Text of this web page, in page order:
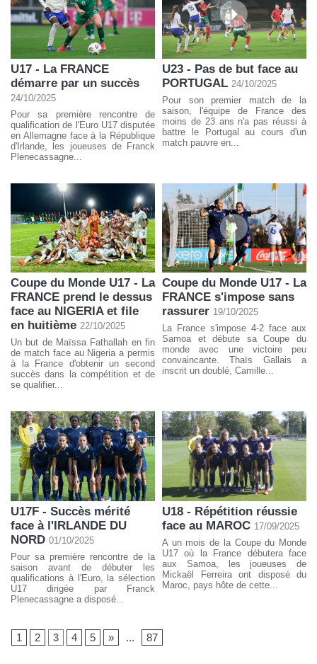
U17 - La FRANCE
démarre par un succès
24/10/2025
Pour sa première rencontre de
qualification de l'Euro U17 disputée
en Allemagne face à la République
d'Irlande, les joueuses de Franck
Plenecassagne...
U23 - Pas de but face au
PORTUGAL 24/10/2025
Pour son premier match de la
saison, l'équipe de France des
moins de 23 ans n'a pas réussi à
battre le Portugal au cours d'un
match pauvre en...
Coupe du Monde U17 - La
FRANCE prend le dessus
face au NIGERIA et file
en huitième 22/10/2025
Un but de Maïssa Fathallah en fin
de match face au Nigeria a permis
à la France d'obtenir un second
succès dans la compétition et de
se qualifier...
Coupe du Monde U17 - La
FRANCE s'impose sans
rassurer 19/10/2025
La France s'impose 4-2 face aux
Samoa et débute sa Coupe du
monde avec une victoire peu
convaincante. Thaïs Gallais a
inscrit un doublé, Camille...
U17F - Succès mérité
face à l'IRLANDE DU
NORD 01/10/2025
Pour sa première rencontre de la
saison avant de débuter les
qualifications à l'Euro, la sélection
U17 dirigée par Franck
Plenecassagne a disposé...
U18 - Répétition réussie
face au MAROC 17/09/2025
A un mois de la Coupe du Monde
U17 où la France débutera face
aux Samoa, les joueuses de
Mickaël Ferreira ont disposé du
Maroc, pays hôte de cette...
1 2 3 4 5 » ... 87